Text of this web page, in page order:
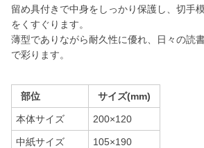
留め具付きで中身をしっかり保護し、切手
をくすぐります。
薄型でありながら耐久性に優れ、日々の読
で彩ります。
部位 サイズ(mm)
本体サイズ 200×120
中紙サイズ 105×190